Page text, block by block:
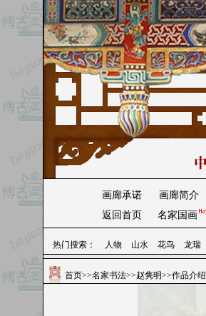
画廊承诺 画廊简介
返回首页
名家国画
热门搜索： 人物 山水 花鸟 龙瑞
首页>>名家书法>>赵隽明>>作品介绍